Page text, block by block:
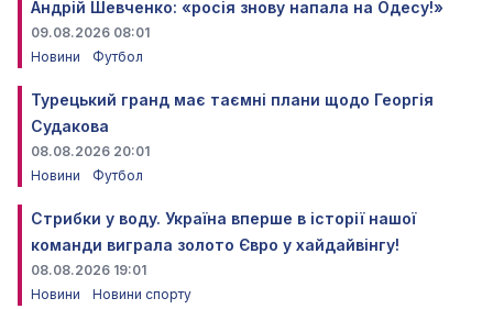
Андрій Шевченко: «росія знову напала на Одесу!»
09.08.2026 08:01
Новини
Футбол
Турецький гранд має таємні плани щодо Георгія
Судакова
08.08.2026 20:01
Новини
Футбол
Стрибки у воду. Україна вперше в історії нашої
команди виграла золото Євро у хайдайвінгу!
08.08.2026 19:01
Новини
Новини спорту